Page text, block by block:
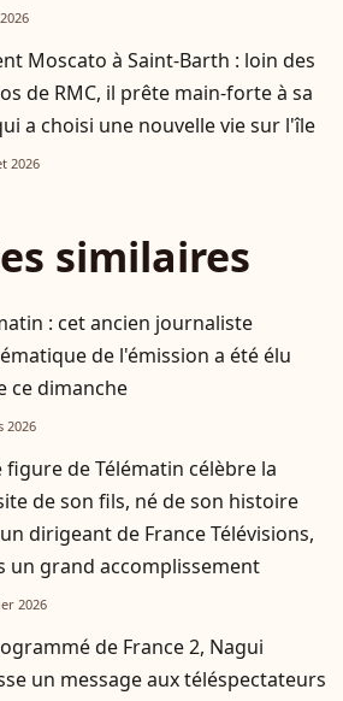
Moscato à Saint-Barth : loin des
de RMC, il prête main-forte à sa
a choisi une nouvelle vie sur l'île
2026
similaires
: cet ancien journaliste
de l'émission a été élu
ce dimanche
2026
figure de Télématin célèbre la
de son fils, né de son histoire
dirigeant de France Télévisions,
un grand accomplissement
2026
de France 2, Nagui
un message aux téléspectateurs